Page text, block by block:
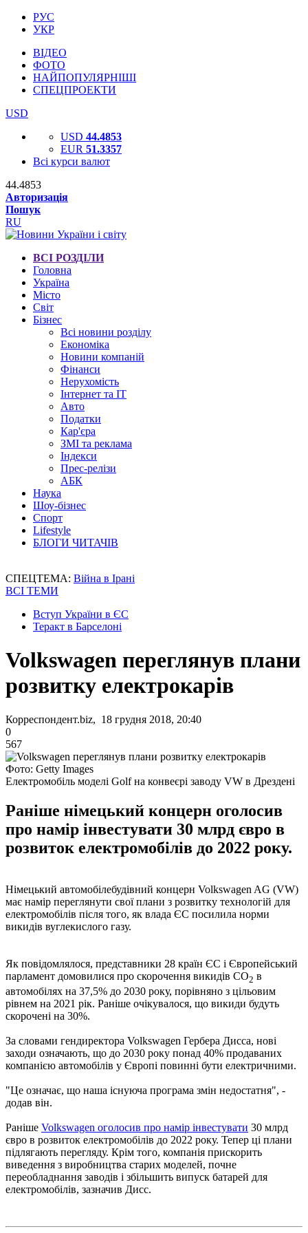
РУС
УКР
ВІДЕО
ФОТО
НАЙПОПУЛЯРНІШІ
СПЕЦПРОЕКТИ
USD
USD 44.4853
EUR 51.3357
Всі курси валют
44.4853
Авторизація
Пошук
RU
ВСІ РОЗДІЛИ
Головна
Україна
Місто
Світ
Бізнес
Всі новини розділу
Економіка
Новини компаній
Фінанси
Нерухомість
Інтернет та IT
Авто
Податки
Кар'єра
ЗМІ та реклама
Індекси
Прес-релізи
АБК
Наука
Шоу-бізнес
Спорт
Lifestyle
БЛОГИ ЧИТАЧІВ
СПЕЦТЕМА: Війна в Ірані
ВСІ ТЕМИ
Вступ України в ЄС
Теракт в Барселоні
Volkswagen переглянув плани
розвитку електрокарів
Корреспондент.biz, 18 грудня 2018, 20:40
0
567
Фото: Getty Images
Електромобіль моделі Golf на конвеєрі заводу VW в Дрездені
Раніше німецький концерн оголосив
про намір інвестувати 30 млрд євро в
розвиток електромобілів до 2022 року.
Німецький автомобілебудівний концерн Volkswagen AG (VW)
має намір переглянути свої плани з розвитку технологій для
електромобілів після того, як влада ЄС посилила норми
викидів вуглекислого газу.
Як повідомлялося, представники 28 країн ЄС і Європейський
парламент домовилися про скорочення викидів CO2 в
автомобілях на 37,5% до 2030 року, порівняно з цільовим
рівнем на 2021 рік. Раніше очікувалося, що викиди будуть
скорочені на 30%.
За словами гендиректора Volkswagen Гербера Дисса, нові
заходи означають, що до 2030 року понад 40% продаваних
компанією автомобілів у Європі повинні бути електричними.
"Це означає, що наша існуюча програма змін недостатня", -
додав він.
Раніше Volkswagen оголосив про намір інвестувати 30 млрд
євро в розвиток електромобілів до 2022 року. Тепер ці плани
підлягають перегляду. Крім того, компанія прискорить
виведення з виробництва старих моделей, почне
переобладнання заводів і збільшить випуск батарей для
електромобілів, зазначив Дисс.